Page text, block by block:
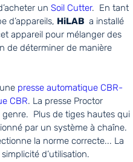
un Soil Cutter. En tant
d’appareils, HiLAB a installé
appareil pour mélanger des
de déterminer de manière
presse automatique CBR-
CBR. La presse Proctor
Plus de tiges hautes qui
par un système à chaîne.
la norme correcte... La
d’utilisation.